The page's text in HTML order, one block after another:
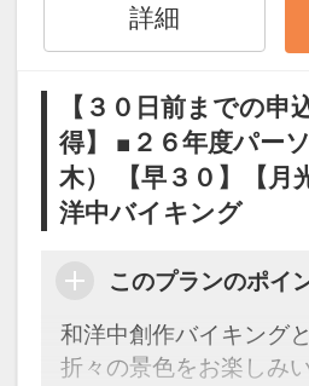
ここがポイント！
●夕食時、ソフトドリ
※旅行代金に含まれま
設定期間：2026年4月1
31日
17299848
詳細
【３０日前までの申
得】 ■２６年度パー
木） 【早３０】【月
洋中バイキング
このプランのポイ
和洋中創作バイキング
折々の景色をお楽しみ